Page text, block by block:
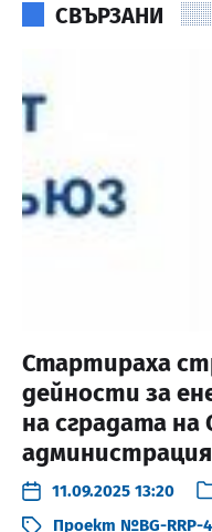
СВЪРЗАНИ
Стартираха
дейности за
на сградата на
11.09.2025 13:20
Проект №BG-RRP-